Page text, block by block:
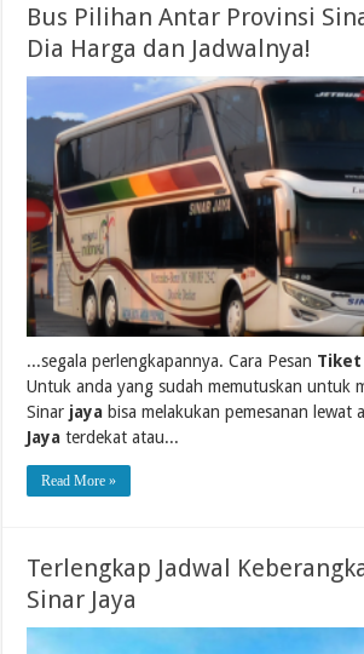
Bus Pilihan Antar Provinsi
Dia Harga dan Jadwalnya!
...segala perlengkapannya. Cara Pesan Tiket
Untuk anda yang sudah memutuskan untuk
Sinar jaya bisa melakukan pemesanan lewat
Jaya terdekat atau...
Read More »
Terlengkap Jadwal
Sinar Jaya